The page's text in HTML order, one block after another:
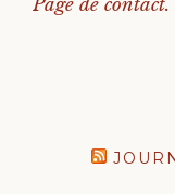
Page de contact.